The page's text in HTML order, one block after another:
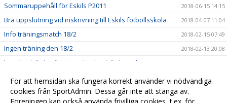
Sommaruppehåll för Eskils P2011 2018-06-15 14:15
Bra uppslutning vid inskrivning till Eskils fotbollsskola 2018-04-07 11:04
Info träningsmatch 18/2 2018-02-15 07:49
Ingen träning den 18/2 2018-02-13 20:08
Inomhusträning övertar utomhusträningen!
Fotbollsskolan drar igång igen! 2017-08-10 17:11
Utomhusträningen tar vid! 2017-04-05 13:38
För att hemsidan ska fungera korrekt använder vi nödvändiga
cookies från SportAdmin. Dessa går inte att stänga av.